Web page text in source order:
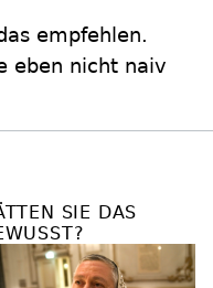
empfehlen.
eben nicht naiv
SIE DAS